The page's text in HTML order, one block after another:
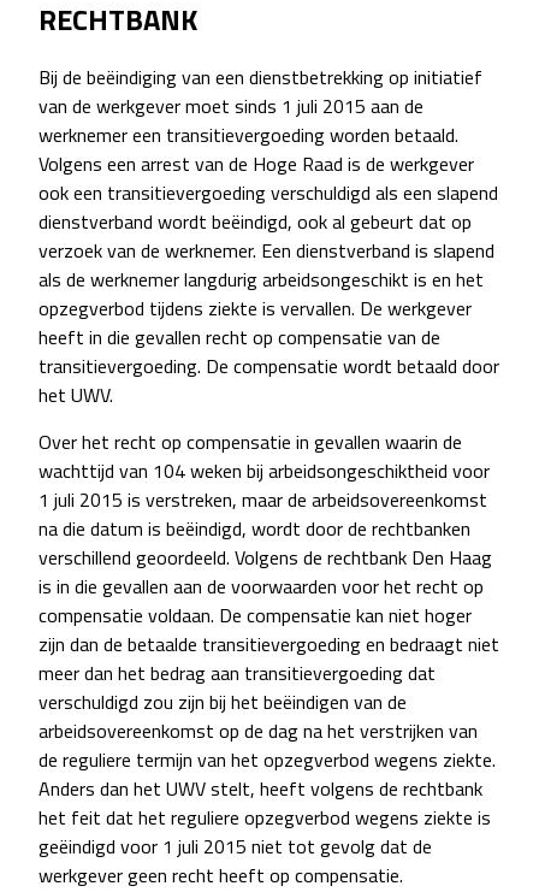
RECHTBANK
Bij de beëindiging van een dienstbetrekking op initiatief
van de werkgever moet sinds 1 juli 2015 aan de
werknemer een transitievergoeding worden betaald.
Volgens een arrest van de Hoge Raad is de werkgever
ook een transitievergoeding verschuldigd als een slapend
dienstverband wordt beëindigd, ook al gebeurt dat op
verzoek van de werknemer. Een dienstverband is slapend
als de werknemer langdurig arbeidsongeschikt is en het
opzegverbod tijdens ziekte is vervallen. De werkgever
heeft in die gevallen recht op compensatie van de
transitievergoeding. De compensatie wordt betaald door
het UWV.
Over het recht op compensatie in gevallen waarin de
wachttijd van 104 weken bij arbeidsongeschiktheid voor
1 juli 2015 is verstreken, maar de arbeidsovereenkomst
na die datum is beëindigd, wordt door de rechtbanken
verschillend geoordeeld. Volgens de rechtbank Den Haag
is in die gevallen aan de voorwaarden voor het recht op
compensatie voldaan. De compensatie kan niet hoger
zijn dan de betaalde transitievergoeding en bedraagt niet
meer dan het bedrag aan transitievergoeding dat
verschuldigd zou zijn bij het beëindigen van de
arbeidsovereenkomst op de dag na het verstrijken van
de reguliere termijn van het opzegverbod wegens ziekte.
Anders dan het UWV stelt, heeft volgens de rechtbank
het feit dat het reguliere opzegverbod wegens ziekte is
geëindigd voor 1 juli 2015 niet tot gevolg dat de
werkgever geen recht heeft op compensatie.